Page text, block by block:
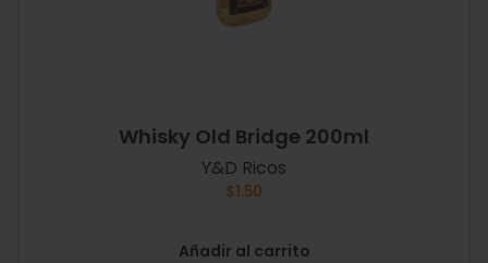
Whisky Old Bridge 200ml
Y&D Ricos
$1.50
Añadir al carrito